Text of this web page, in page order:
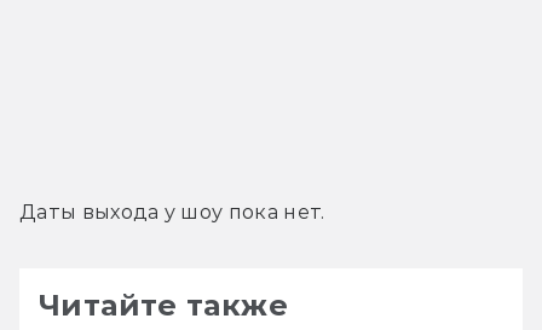
Даты выхода у шоу пока нет.
Читайте также